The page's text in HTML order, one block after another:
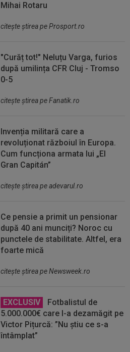
Mihai Rotaru
citeşte ştirea pe Prosport.ro
"Curăț tot!" Neluțu Varga, furios
după umilința CFR Cluj - Tromso
0-5
citeşte ştirea pe Fanatik.ro
Invenția militară care a
revoluționat războiul în Europa.
Cum funcționa armata lui „El
Gran Capitán”
citeşte ştirea pe adevarul.ro
Ce pensie a primit un pensionar
după 40 ani munciți? Noroc cu
punctele de stabilitate. Altfel, era
foarte mică
citeşte ştirea pe Newsweek.ro
EXCLUSIV
Fotbalistul de
5.000.000€ care l-a dezamăgit pe
Victor Pițurcă: ”Nu știu ce s-a
întâmplat”